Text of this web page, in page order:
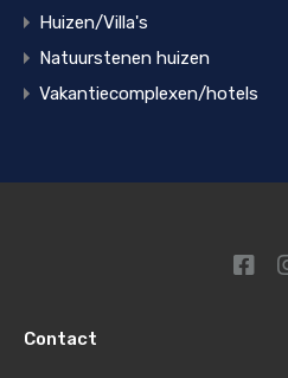
Huizen/Villa's
Natuurstenen huizen
Vakantiecomplexen/hotels
Contact